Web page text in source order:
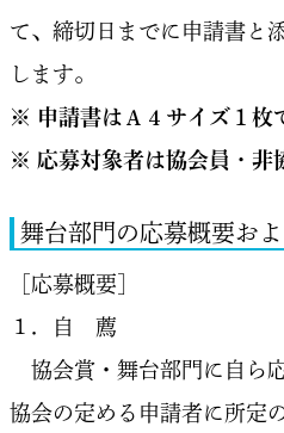
て、締切日までに申請書と
します。
※ 申請書はＡ４サイズ１枚
※ 応募対象者は協会員・非
舞台部門の応募概要お
［応募概要］
１．自 薦
協会賞・舞台部門に自ら
協会の定める申請者に